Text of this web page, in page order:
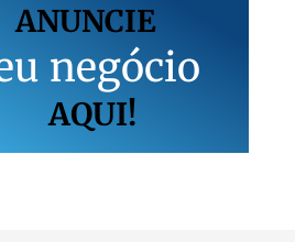
ANUNCIE
u negócio
AQUI!